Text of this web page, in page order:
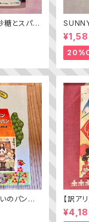
糖とスパイ
不真面
ミニスト批
いのパン
版 かこさ
【訳ア
lice’s